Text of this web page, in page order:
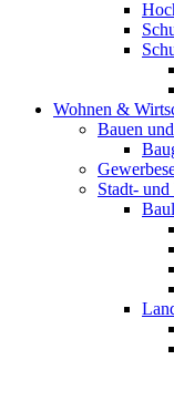
Wohnen &
Bauen
Stadt-